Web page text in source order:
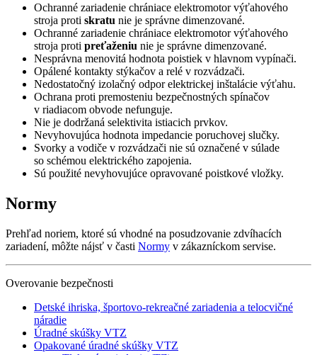
Ochranné zariadenie chrániace elektromotor výťahového
stroja proti skratu nie je správne dimenzované.
Ochranné zariadenie chrániace elektromotor výťahového
stroja proti preťaženiu nie je správne dimenzované.
Nesprávna menovitá hodnota poistiek v hlavnom vypínači.
Opálené kontakty stýkačov a relé v rozvádzači.
Nedostatočný izolačný odpor elektrickej inštalácie výťahu.
Ochrana proti premosteniu bezpečnostných spínačov
v riadiacom obvode nefunguje.
Nie je dodržaná selektivita istiacich prvkov.
Nevyhovujúca hodnota impedancie poruchovej slučky.
Svorky a vodiče v rozvádzači nie sú označené v súlade
so schémou elektrického zapojenia.
Sú použité nevyhovujúce opravované poistkové vložky.
Normy
Prehľad noriem, ktoré sú vhodné na posudzovanie zdvíhacích
zariadení, môžte nájsť v časti Normy v zákazníckom servise.
Overovanie bezpečnosti
Detské ihriska, športovo-rekreačné zariadenia a telocvičné
náradie
Úradné skúšky VTZ
Opakované úradné skúšky VTZ